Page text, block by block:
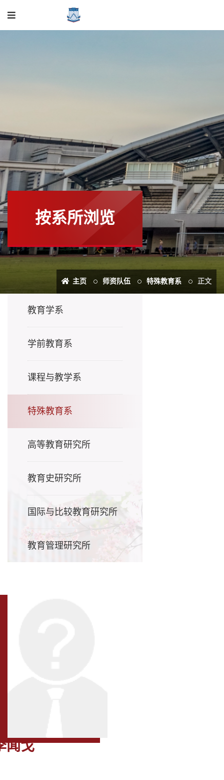
按系所浏览
主页 师资队伍 特殊教育系 正文
教育学系
学前教育系
课程与教学系
特殊教育系
高等教育研究所
教育史研究所
国际与比较教育研究所
教育管理研究所
闻戈